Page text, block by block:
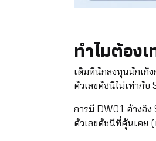
ทำไมต้อง
เดิมทีนักลงทุนมักเก็
ตัวเลขดัชนีไม่เท่ากั
การมี DW01 อ้างอิ
ตัวเลขดัชนีที่คุ้นเคย